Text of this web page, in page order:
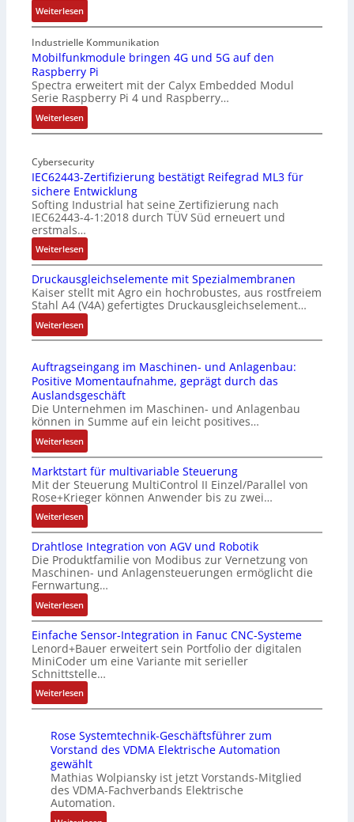
Weiterlesen:
1
9
-
Z
o
l
l
-
n
d
u
s
t
r
i
e
-
P
C
l
ä
s
t
s
i
c
h
f
l
e
x
i
b
e
l
f
ü
r
i
e
A
n
w
n
d
u
n
g
k
Industrielle Kommunikation
Mobilfunkmodule bringen 4G und 5G auf den
Raspberry Pi
Spectra erweitert mit der Calyx Embedded Modul
Serie Raspberry Pi 4 und Raspberry…
Weiterlesen:
M
b
i
l
f
u
n
k
m
o
d
u
l
e
r
i
n
e
n
G
u
n
d
G
a
u
d
n
R
a
p
e
r
r
y
P
i
Cybersecurity
IEC62443-Zertifizierung bestätigt Reifegrad ML3 für
sichere Entwicklung
Softing Industrial hat seine Zertifizierung nach
IEC62443-4-1:2018 durch TÜV Süd erneuert und
erstmals…
Weiterlesen:
I
E
6
2
4
3
-
Z
e
r
t
i
f
i
z
i
e
u
n
g
b
e
s
t
ä
t
i
t
R
e
i
f
e
g
Druckausgleichselemente mit Spezialmembranen
Kaiser stellt mit Agro ein hochrobustes, aus rostfreiem
Stahl A4 (V4A) gefertigtes Druckausgleichselement…
Weiterlesen:
D
u
c
k
a
u
s
g
l
e
i
c
h
e
l
e
m
e
n
t
e
m
i
S
p
e
z
i
a
Auftragseingang im Maschinen- und Anlagenbau:
Positive Momentaufnahme, geprägt durch das
Auslandsgeschäft
Die Unternehmen im Maschinen- und Anlagenbau
können in Summe auf ein leicht positives…
Weiterlesen:
A
u
f
t
r
a
g
s
e
i
n
g
a
n
g
i
m
M
s
c
h
i
n
Marktstart für multivariable Steuerung
Mit der Steuerung MultiControl II Einzel/Parallel von
Rose+Krieger können Anwender bis zu zwei…
Weiterlesen:
M
a
r
k
t
s
t
a
r
t
f
ü
r
u
l
t
i
v
Drahtlose Integration von AGV und Robotik
Die Produktfamilie von Modibus zur Vernetzung von
Maschinen- und Anlagensteuerungen ermöglicht die
Fernwartung…
Weiterlesen:
D
r
a
h
t
l
o
e
I
n
t
e
g
Einfache Sensor-Integration in Fanuc CNC-Systeme
Lenord+Bauer erweitert sein Portfolio der digitalen
MiniCoder um eine Variante mit serieller
Schnittstelle…
Weiterlesen:
E
n
f
a
c
h
e
Rose Systemtechnik-Geschäftsführer zum
Vorstand des VDMA Elektrische Automation
gewählt
Mathias Wolpiansky ist jetzt Vorstands-Mitglied
des VDMA-Fachverbands Elektrische
Automation.